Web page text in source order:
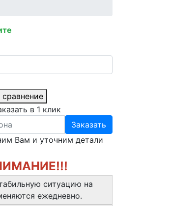
сравнение
в 1 клик
Заказать
Вам и уточним детали
ситуацию на
ежедневно.